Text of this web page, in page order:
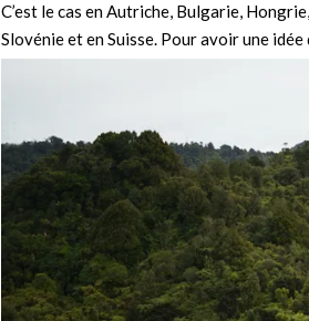
C’est le cas en Autriche, Bulgarie,
Slovénie et en Suisse. Pour avoir une